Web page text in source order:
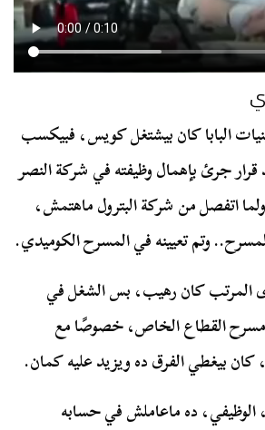
البابا كان بيشتغل كويس، فبيكسب
جرئ بإهمال وظيفته في شركة النصر
ولما اتفصل من شركة البترول ماهتمش،
وتم تعيينه في المسرح الكوميدي.
المرتب كان رهيب، بس الشغل في
أو مسرح القطاع الخاص، خصوصًا مع
، كان بيغطي الفرق ده ويزيد عليه كمان.
الوظيفي، ده ماعاملش في حسابه